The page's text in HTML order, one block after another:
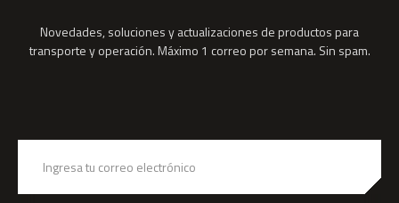
Novedades, soluciones y actualizaciones de productos para
transporte y operación. Máximo 1 correo por semana. Sin spam.